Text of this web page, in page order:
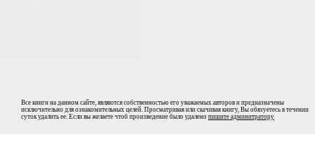
Все книги на данном сайте, являются собственностью его уважаемых авторов и предназначены
исключительно для ознакомительных целей. Просматривая или скачивая книгу, Вы обязуетесь в течении
суток удалить ее. Если вы желаете чтоб произведение было удалено пишите админитратору